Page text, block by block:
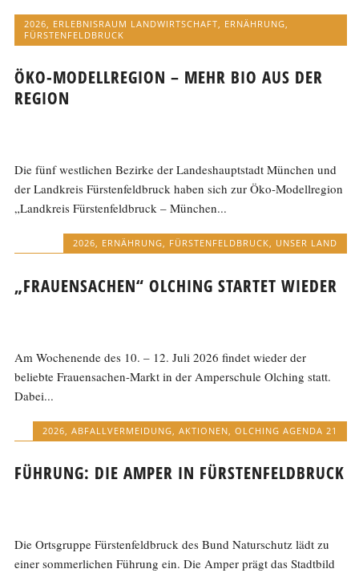
2026 ERLEBNISRAUM LANDWIRTSCHAFT ERNÄHRUNG
FÜRSTENFELDBRUCK
ÖKO-MODELLREGION – MEHR BIO AUS DER
REGION
Die fünf westlichen Bezirke der Landeshauptstadt München und
der Landkreis Fürstenfeldbruck haben sich zur Öko-Modellregion
„Landkreis Fürstenfeldbruck – München...
2026, ERNÄHRUNG, FÜRSTENFELDBRUCK, UNSER LAND
„FRAUENSACHEN“ OLCHING STARTET WIEDER
Am Wochenende des 10. – 12. Juli 2026 findet wieder der
beliebte Frauensachen-Markt in der Amperschule Olching statt.
Dabei...
2026 ABFALLVERMEIDUNG AKTIONEN OLCHING AGENDA 21
FÜHRUNG: DIE AMPER IN FÜRSTENFELDBRUCK
Die Ortsgruppe Fürstenfeldbruck des Bund Naturschutz lädt zu
einer sommerlichen Führung ein. Die Amper prägt das Stadtbild